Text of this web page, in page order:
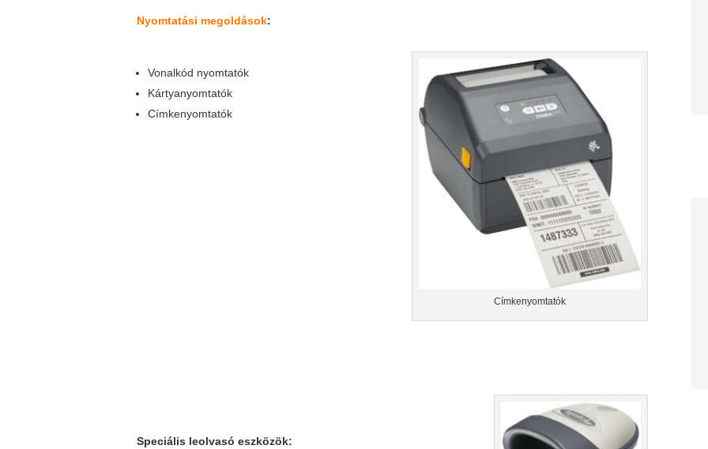
Nyomtatási megoldások:
Címkenyomtatók
Vonalkód nyomtatók
Kártyanyomtatók
Címkenyomtatók
Speciális leolvasó eszközök: